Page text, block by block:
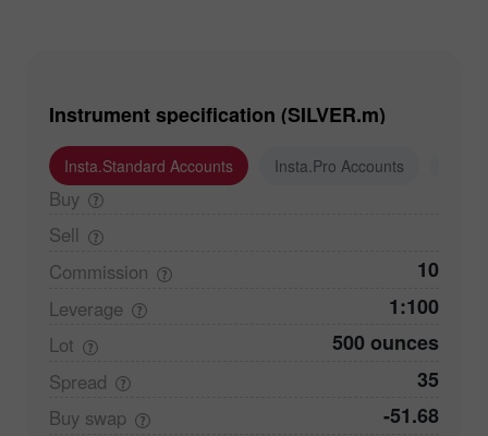
Instrument specification (SILVER.m)
Insta.Standard Accounts Insta.Pro Accounts
Buy
Sell
Commission
10
Leverage 1:100
Lot 500 ounces
Spread 35
Buy swap -51.68